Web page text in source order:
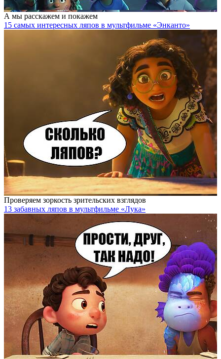
А мы расскажем и покажем
15 самых интересных ляпов в мультфильме «Энканто»
Проверяем зоркость зрительских взглядов
13 забавных ляпов в мультфильме «Лука»